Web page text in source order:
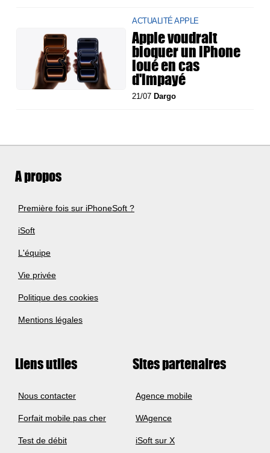
ACTUALITÉ APPLE
Apple voudrait
bloquer un iPhone
loué en cas
d'impayé
21/07 Dargo
A propos
Première fois sur iPhoneSoft ?
iSoft
L'équipe
Vie privée
Politique des cookies
Mentions légales
Liens utiles
Nous contacter
Forfait mobile pas cher
Test de débit
Sites partenaires
Agence mobile
WAgence
iSoft sur X